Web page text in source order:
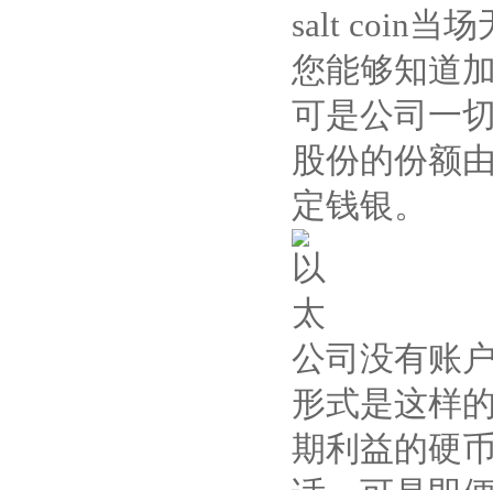
salt coin当场
您能够知道
可是公司一
股份的份额
定钱银。
公司没有账
形式是这样
期利益的硬